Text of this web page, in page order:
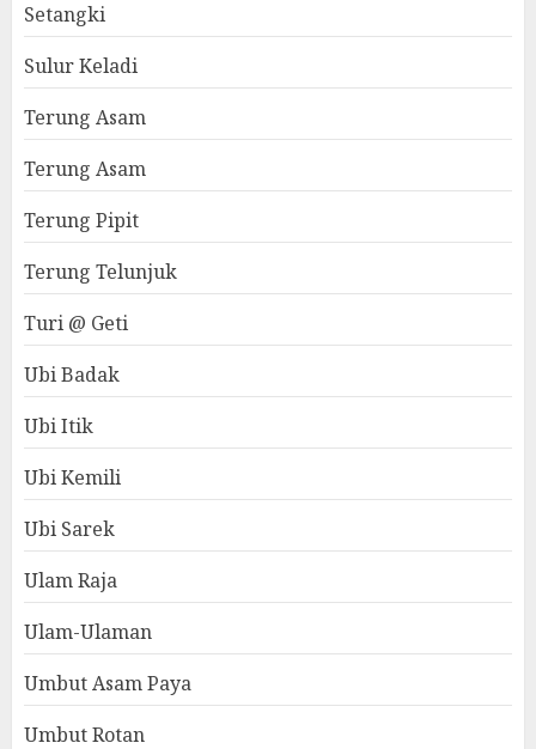
Setangki
Sulur Keladi
Terung Asam
Terung Asam
Terung Pipit
Terung Telunjuk
Turi @ Geti
Ubi Badak
Ubi Itik
Ubi Kemili
Ubi Sarek
Ulam Raja
Ulam-Ulaman
Umbut Asam Paya
Umbut Rotan